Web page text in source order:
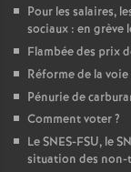
Pour les salaires,
sociaux : en grève
Flambée des prix
Réforme de la
Pénurie de
Comment voter?
Le SNES-FSU, le
situation des